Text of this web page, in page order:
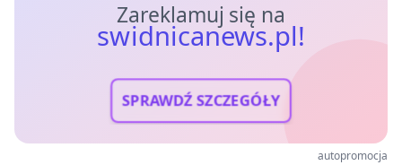
Zareklamuj się na
swidnicanews.pl!
SPRAWDŹ SZCZEGÓŁY
autopromocja